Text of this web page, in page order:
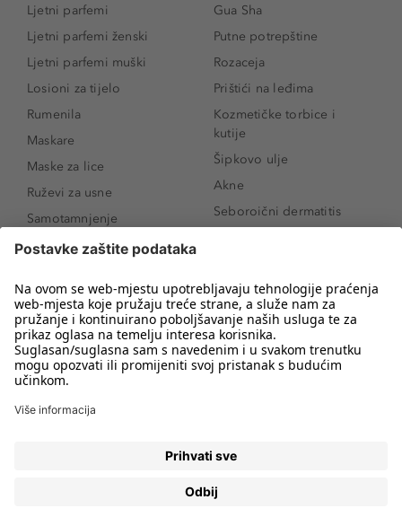
Ljetni parfemi
Ljetni parfemi ženski
Ljetni parfemi muški
Losioni za tijelo
Rumenila
Maskare
Maske za lice
Ruževi za usne
Samotamnjenje
Puderi
Proizvodi za obrve
Sunce i zaštita
Serumi za lice
Proizvodi za čišćenje lica
Gua Sha
Putne potrepštine
Rozaceja
Prištići na leđima
Kozmetičke torbice i
kutije
Šipkovo ulje
Akne
Seboroični dermatitis
Novo
Koji mi parfem
odgovara?
Kako našminkati oči da
Kako ukloniti mitesere
Hijaluronska krema